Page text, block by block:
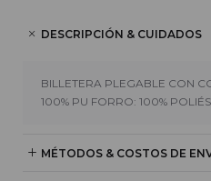
DESCRIPCIÓN & CUIDADOS
BILLETERA PLEGABLE CON
100% PU FORRO: 100%
MÉTODOS & COSTOS DE